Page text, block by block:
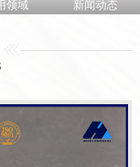
领域 新闻动态